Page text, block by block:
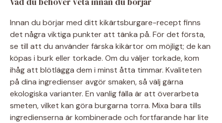
Innan du börjar med ditt kikärtsburgare-recept finns
det några viktiga punkter att tänka på. För det första,
se till att du använder färska kikärtor om möjligt; de kan
köpas i burk eller torkade. Om du väljer torkade, kom
ihåg att blötlägga dem i minst åtta timmar. Kvaliteten
på dina ingredienser avgör smaken, så välj gärna
ekologiska varianter. En vanlig fälla är att överarbeta
smeten, vilket kan göra burgarna torra. Mixa bara tills
ingredienserna är kombinerade och fortfarande har lite